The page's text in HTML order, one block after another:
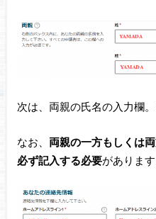
次は、両親の氏名の入力欄
なお、 両親の一方もしくは
必ず記入する必要があります